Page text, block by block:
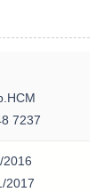
7237
2016
2017